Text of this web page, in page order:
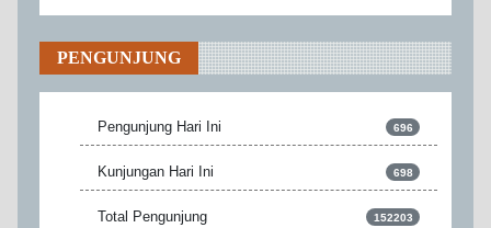
PENGUNJUNG
Pengunjung Hari Ini 696
Kunjungan Hari Ini 698
Total Pengunjung 152203